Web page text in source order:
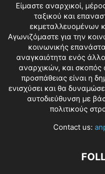
Είμαστε αναρχικοί,
ταξικού και
εκμεταλλευομένων
Αγωνιζόμαστε για την
κοινωνικής
αναγκαιότητα ενός
αναρχικών, και σκοπός
προσπάθειας είναι η
ενισχύσει και θα
αυτοδιεύθυνση με
πολιτικούς
Contact us: